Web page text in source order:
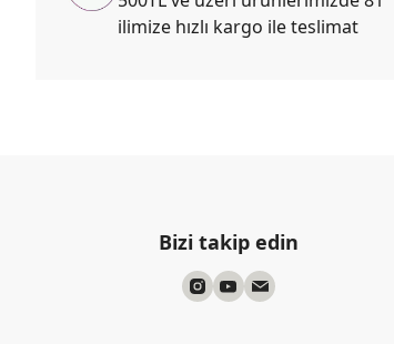
ilimize hızlı kargo ile teslimat
Bizi takip edin